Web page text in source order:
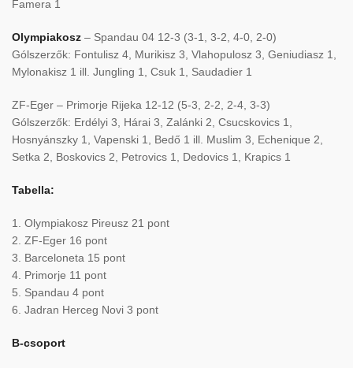
Famera 1
Olympiakosz – Spandau 04 12-3 (3-1, 3-2, 4-0, 2-0)
Gólszerzők: Fontulisz 4, Murikisz 3, Vlahopulosz 3, Geniudiasz 1,
Mylonakisz 1 ill. Jungling 1, Csuk 1, Saudadier 1
ZF-Eger – Primorje Rijeka 12-12 (5-3, 2-2, 2-4, 3-3)
Gólszerzők: Erdélyi 3, Hárai 3, Zalánki 2, Csucskovics 1,
Hosnyánszky 1, Vapenski 1, Bedő 1 ill. Muslim 3, Echenique 2,
Setka 2, Boskovics 2, Petrovics 1, Dedovics 1, Krapics 1
Tabella:
1. Olympiakosz Pireusz 21 pont
2. ZF-Eger 16 pont
3. Barceloneta 15 pont
4. Primorje 11 pont
5. Spandau 4 pont
6. Jadran Herceg Novi 3 pont
B-csoport